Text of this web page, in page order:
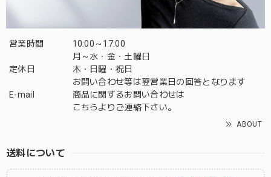
営業時間
10:00～17:00
月～水・金・土曜日
定休日
木・日曜・祝日
お問い合わせ等は翌営業日の回答となります
E-mail
商品に関するお問い合わせは
こちらよりご連絡下さい。
ABOUT
送料について